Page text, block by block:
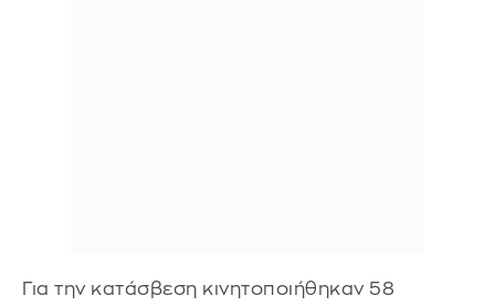
Για την κατάσβεση κινητοποιήθηκαν 58